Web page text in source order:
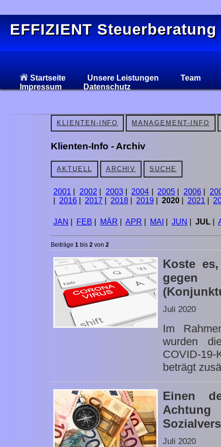
EFFIZIENT Steuerberatung
Startseite Unsere Leistungen
Team
Impressum
Datenschutz
KLIENTEN-INFO MANAGEMENT-INFO
Klienten-Info - Archiv
AKTUELL ARCHIV SUCHE
2001 2002 2003|2004 |2005 2006|
2016 2017 2018 2019 2020 2021
JAN FEB MÄR APR MAI JUN JUL
Beiträge 1 bis 2 von 2
Koste
Juli 2020
Im
wurden
COVID-
beträgt
Einen
Juli 2020